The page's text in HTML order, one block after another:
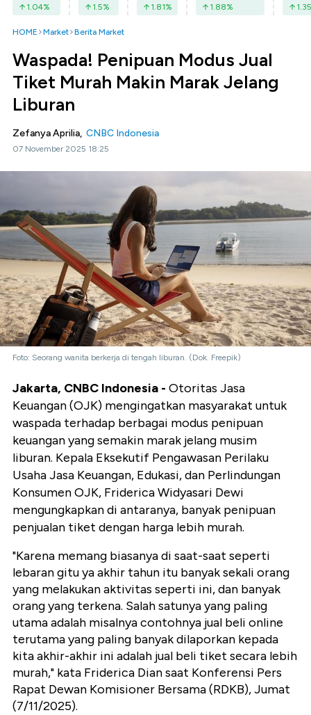
1.04% 1.5% 1.81% 1.88% 1.35
HOME Market Berita Market
Waspada! Penipuan Modus Jual
Tiket Murah Makin Marak Jelang
Liburan
Zefanya Aprilia, CNBC Indonesia
07 November 2025 18:25
Foto: Seorang wanita berkerja di tengah liburan. (Dok. Freepik)
Jakarta, CNBC Indonesia - Otoritas Jasa
Keuangan (OJK) mengingatkan masyarakat untuk
waspada terhadap berbagai modus penipuan
keuangan yang semakin marak jelang musim
liburan. Kepala Eksekutif Pengawasan Perilaku
Usaha Jasa Keuangan, Edukasi, dan Perlindungan
Konsumen OJK, Friderica Widyasari Dewi
mengungkapkan di antaranya, banyak penipuan
penjualan tiket dengan harga lebih murah.
"Karena memang biasanya di saat-saat seperti
lebaran gitu ya akhir tahun itu banyak sekali orang
yang melakukan aktivitas seperti ini, dan banyak
orang yang terkena. Salah satunya yang paling
utama adalah misalnya contohnya jual beli online
terutama yang paling banyak dilaporkan kepada
kita akhir-akhir ini adalah jual beli tiket secara lebih
murah," kata Friderica Dian saat Konferensi Pers
Rapat Dewan Komisioner Bersama (RDKB), Jumat
(7/11/2025).